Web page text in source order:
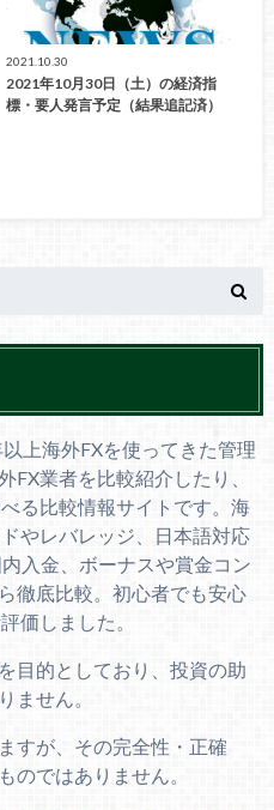
2021.10.30
2021年10月30日（土）の経済指
標・要人発言予定（結果追記済）
上海外FXを使ってきた管理
FX業者を比較紹介したり、
る比較情報サイトです。海
やレバレッジ、日本語対応
入金、ボーナスや賞金コン
徹底比較。初心者でも安心
価しました。
目的としており、投資の助
ません。
すが、その完全性・正確
のではありません。